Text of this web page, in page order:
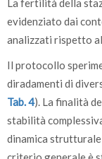
evidenziato dai
analizzati rispetto
Il protocollo
diradamenti di
Tab. 4). La finalità
stabilità
dinamica